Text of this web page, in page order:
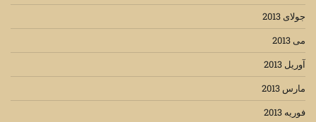
جولای 2013
می 2013
آوریل 2013
مارس 2013
فوریه 2013